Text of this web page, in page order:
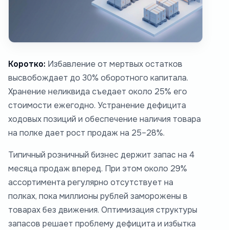
Коротко: Избавление от мертвых остатков
высвобождает до 30% оборотного капитала.
Хранение неликвида съедает около 25% его
стоимости ежегодно. Устранение дефицита
ходовых позиций и обеспечение наличия товара
на полке дает рост продаж на 25–28%.
Типичный розничный бизнес держит запас на 4
месяца продаж вперед. При этом около 29%
ассортимента регулярно отсутствует на
полках, пока миллионы рублей заморожены в
товарах без движения. Оптимизация структуры
запасов решает проблему дефицита и избытка